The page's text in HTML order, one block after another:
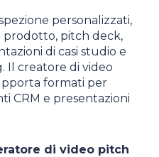
personalizzati,
prodotto, pitch deck,
di casi studio e
Il creatore di video
formati per
CRM e presentazioni
di video pitch